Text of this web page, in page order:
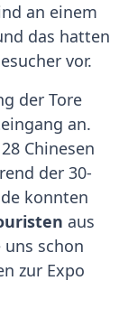
an einem
das hatten
vor.
der Tore
an.
Chinesen
der 30-
konnten
aus
schon
zur Expo